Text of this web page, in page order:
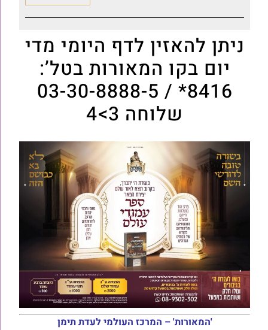
ניתן להאזין לדף היומי מדי
יום בקו המאורות בטל’:
8416* / 03-30-8888-5
שלוחה 3>4
'המאורות' – המרכז העולמי לעדת תימן